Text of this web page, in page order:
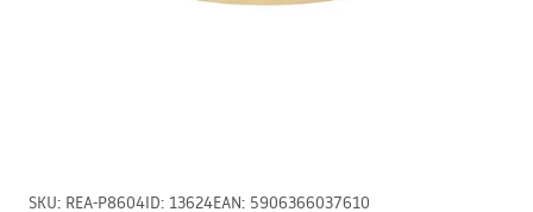
SKU: REA-P8604ID: 13624EAN: 5906366037610